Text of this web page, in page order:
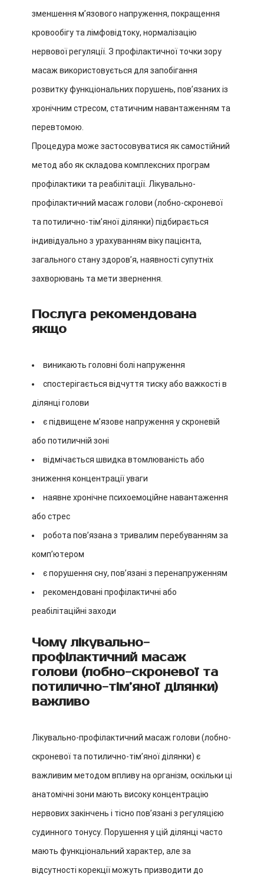
зменшення м’язового напруження, покращення
кровообігу та лімфовідтоку, нормалізацію
нервової регуляції. З профілактичної точки зору
масаж використовується для запобігання
розвитку функціональних порушень, пов’язаних із
хронічним стресом, статичним навантаженням та
перевтомою.
Процедура може застосовуватися як самостійний
метод або як складова комплексних програм
профілактики та реабілітації. Лікувально-
профілактичний масаж голови (лобно-скроневої
та потилично-тім’яної ділянки) підбирається
індивідуально з урахуванням віку пацієнта,
загального стану здоров’я, наявності супутніх
захворювань та мети звернення.
Послуга рекомендована
якщо
виникають головні болі напруження
спостерігається відчуття тиску або важкості в
ділянці голови
є підвищене м’язове напруження у скроневій
або потиличній зоні
відмічається швидка втомлюваність або
зниження концентрації уваги
наявне хронічне психоемоційне навантаження
або стрес
робота пов’язана з тривалим перебуванням за
комп’ютером
є порушення сну, пов’язані з перенапруженням
рекомендовані профілактичні або
реабілітаційні заходи
Чому лікувально-
профілактичний масаж
голови (лобно-скроневої та
потилично-тім’яної ділянки)
важливо
Лікувально-профілактичний масаж голови (лобно-
скроневої та потилично-тім’яної ділянки) є
важливим методом впливу на організм, оскільки ці
анатомічні зони мають високу концентрацію
нервових закінчень і тісно пов’язані з регуляцією
судинного тонусу. Порушення у цій ділянці часто
мають функціональний характер, але за
відсутності корекції можуть призводити до